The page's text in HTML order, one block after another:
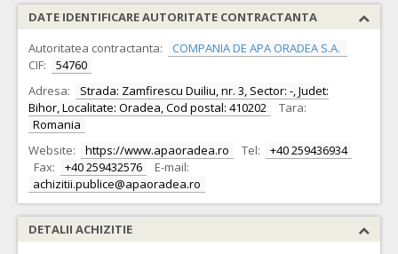
DATE IDENTIFICARE AUTORITATE CONTRACTANTA
Autoritatea contractanta:
COMPANIA DE APA ORADEA S.A.
CIF:
54760
Adresa:
Strada: Zamfirescu Duiliu, nr. 3, Sector: -, Judet:
Bihor, Localitate: Oradea, Cod postal: 410202
Tara:
Romania
Website:
https://www.apaoradea.ro Tel:
+40 259436934
Fax:
+40 259432576
E-mail:
achizitii.publice@apaoradea.ro
DETALII ACHIZITIE